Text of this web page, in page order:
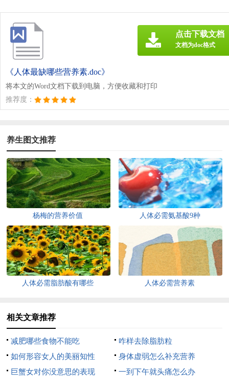
《人体最缺哪些营养素.doc》
将本文的Word文档下载到电脑，方便收藏和打印
推荐度：
点击下载文档
文档为doc格式
养生图文推荐
杨梅的营养价值 人体必需氨基酸9种
人体必需脂肪酸有哪些 人体必需营养素
相关文章推荐
减肥哪些食物不能吃
咋样去除脂肪粒
如何形容女人的美丽知性
身体虚弱怎么补充营养
巨蟹女对你没意思的表现
一到下午就头痛怎么办